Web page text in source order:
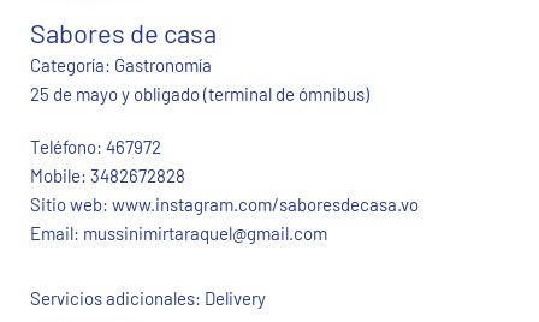
Sabores de casa
Categoría: Gastronomía
25 de mayo y obligado (terminal de ómnibus)
Teléfono: 467972
Mobile: 3482672828
Sitio web: www.instagram.com/saboresdecasa.vo
Email: mussinimirtaraquel@gmail.com
Servicios adicionales: Delivery